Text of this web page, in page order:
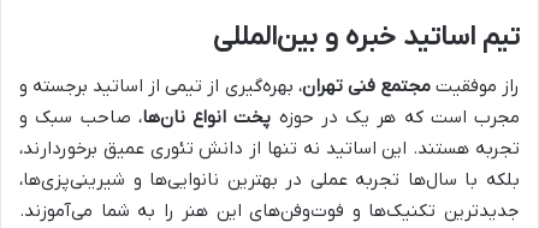
تیم اساتید خبره و بین‌المللی
راز موفقیتمجتمع فنی تهران، بهره‌گیری از تیمی از اساتید برجسته و
مجرب است که هر یک در حوزه پخت انواع نان‌ها، صاحب سبک و
تجربه هستند. این اساتید نه تنها از دانش تئوری عمیق برخوردارند،
بلکه با سال‌ها تجربه عملی در بهترین نانوایی‌ها و شیرینی‌پزی‌ها،
جدیدترین تکنیک‌ها و فوت‌وفن‌های این هنر را به شما می‌آموزند.